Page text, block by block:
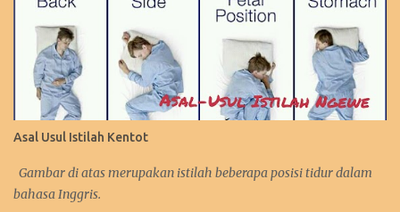
Asal Usul Istilah Kentot
Gambar di atas merupakan istilah beberapa posisi tidur dalam
bahasa Inggris.